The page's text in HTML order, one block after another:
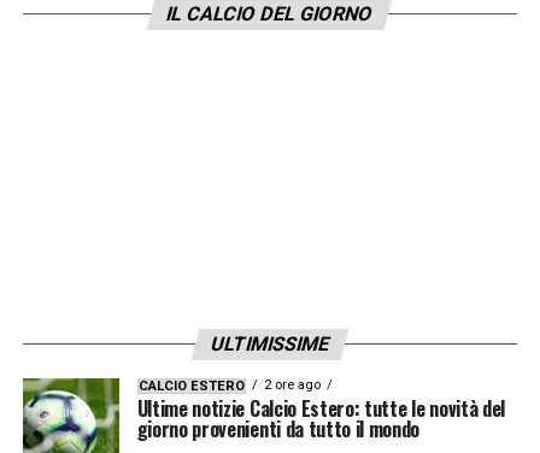
restare a Genova per proseguire il
IL CALCIO DEL GIORNO
ULTIMISSIME
CALCIO ESTERO 2 ore ago
Ultime notizie Calcio Estero: tutte le novità del
giorno provenienti da tutto il mondo